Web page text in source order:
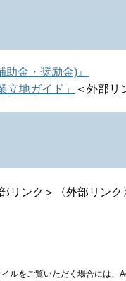
助金・奨励金)』
立地ガイド」
＜外部リ
リンク＞ 〈外部リンク
ルをご覧いただく場合には、